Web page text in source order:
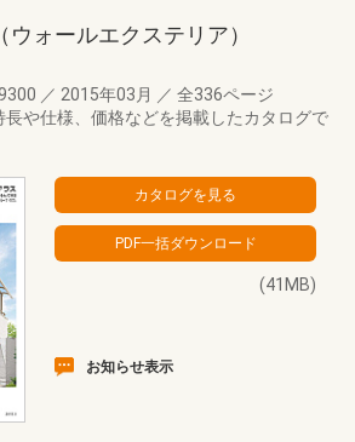
ォールエクステリア）
／ 2015年03月 ／ 全336ページ
や仕様、価格などを掲載したカタログで
(41MB)
お知らせ表示